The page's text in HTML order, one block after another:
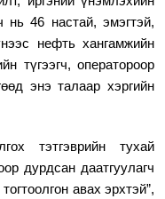
нь 46 настай, эмэгтэй,
нефть хангамжийн
түгээгч, оператороор
энэ талаар хэргийн
тэтгэврийн тухай
дурдсан даатгуулагч
авах эрхтэй”,